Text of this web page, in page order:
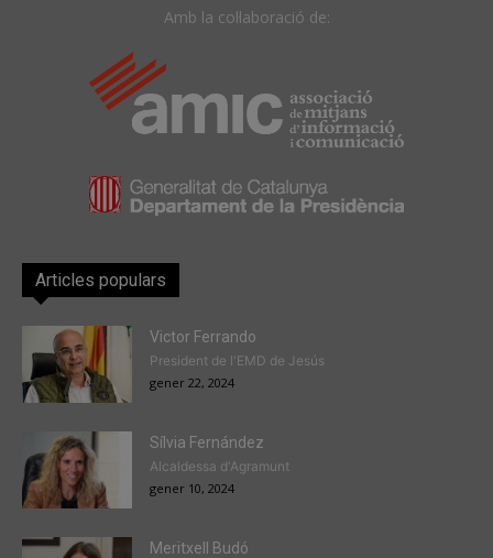
Amb la col·laboració de:
Articles populars
Victor Ferrando
President de l'EMD de Jesús
gener 22, 2024
Sílvia Fernández
Alcaldessa d'Agramunt
gener 10, 2024
Meritxell Budó